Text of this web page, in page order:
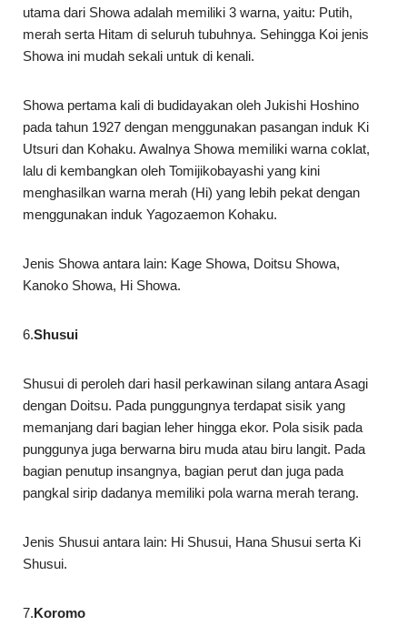
utama dari Showa adalah memiliki 3 warna, yaitu: Putih,
merah serta Hitam di seluruh tubuhnya. Sehingga Koi jenis
Showa ini mudah sekali untuk di kenali.
Showa pertama kali di budidayakan oleh Jukishi Hoshino
pada tahun 1927 dengan menggunakan pasangan induk Ki
Utsuri dan Kohaku. Awalnya Showa memiliki warna coklat,
lalu di kembangkan oleh Tomijikobayashi yang kini
menghasilkan warna merah (Hi) yang lebih pekat dengan
menggunakan induk Yagozaemon Kohaku.
Jenis Showa antara lain: Kage Showa, Doitsu Showa,
Kanoko Showa, Hi Showa.
6.Shusui
Shusui di peroleh dari hasil perkawinan silang antara Asagi
dengan Doitsu. Pada punggungnya terdapat sisik yang
memanjang dari bagian leher hingga ekor. Pola sisik pada
punggunya juga berwarna biru muda atau biru langit. Pada
bagian penutup insangnya, bagian perut dan juga pada
pangkal sirip dadanya memiliki pola warna merah terang.
Jenis Shusui antara lain: Hi Shusui, Hana Shusui serta Ki
Shusui.
7.Koromo